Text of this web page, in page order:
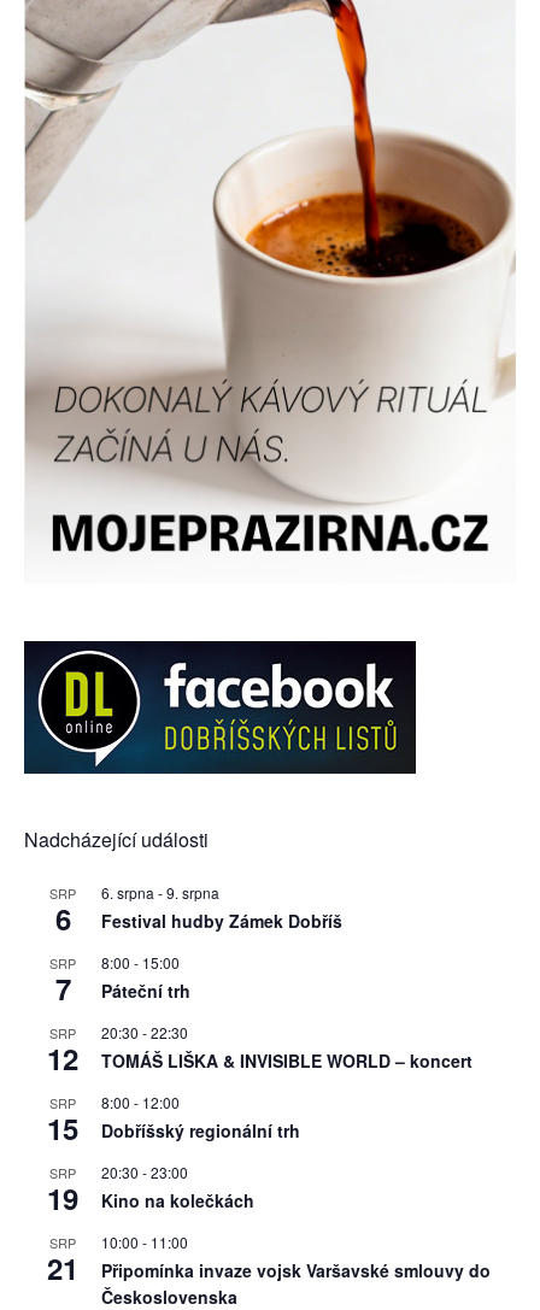
Nadcházející události
SRP
6
6. srpna -9. srpna
Festival hudby Zámek Dobříš
SRP
7
8:00 - 15:00
Páteční trh
SRP
12
20:30 -22:30
TOMÁŠ LIŠKA & INVISIBLE WORLD – koncert
SRP
15
8:00 - 12:00
Dobříšský regionální trh
SRP
19
20:30 -23:00
Kino na kolečkách
SRP
21
10:00 - 11:00
Připomínka invaze vojsk Varšavské smlouvy do
Československa